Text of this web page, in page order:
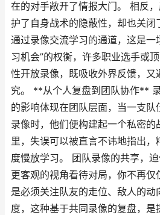
在的对手敞开了情报大门。 相反
护了自身战术的隐蔽性，却也关闭
通过录像交流学习的通道，这是一
习机会”的权衡，许多职业选手或
性开放录像，既吸收外界反馈，又
究。 **从个人复盘到团队协作**
的影响体现在团队层面，当一支
录像时，他们便构建起一个私密的
里，失误可以被直言不讳地指出，
度慢放学习。 团队录像的共享，迫
更客观的视角看待对局，你不再
是必须关注队友的走位、敌人的动
度，这种基于共同录像的复盘，是